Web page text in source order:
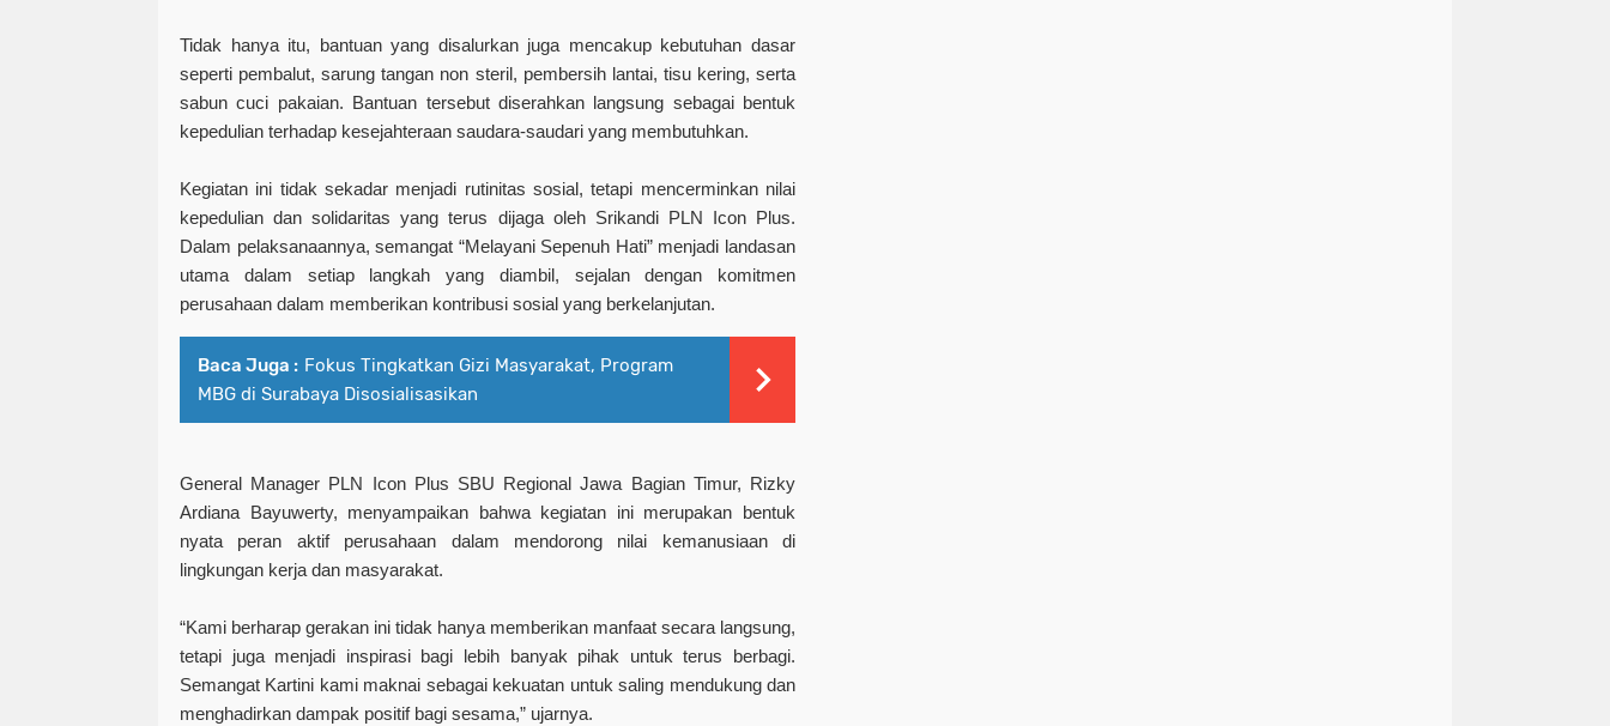
Tidak hanya itu, bantuan yang disalurkan juga mencakup kebutuhan dasar
seperti pembalut, sarung tangan non steril, pembersih lantai, tisu kering, serta
sabun cuci pakaian. Bantuan tersebut diserahkan langsung sebagai bentuk
kepedulian terhadap kesejahteraan saudara-saudari yang membutuhkan.
Kegiatan ini tidak sekadar menjadi rutinitas sosial, tetapi mencerminkan nilai
kepedulian dan solidaritas yang terus dijaga oleh Srikandi PLN Icon Plus.
Dalam pelaksanaannya, semangat “Melayani Sepenuh Hati” menjadi landasan
utama dalam setiap langkah yang diambil, sejalan dengan komitmen
perusahaan dalam memberikan kontribusi sosial yang berkelanjutan.
Baca Juga : Fokus Tingkatkan Gizi Masyarakat, Program
MBG di Surabaya Disosialisasikan
General Manager PLN Icon Plus SBU Regional Jawa Bagian Timur, Rizky
Ardiana Bayuwerty, menyampaikan bahwa kegiatan ini merupakan bentuk
nyata peran aktif perusahaan dalam mendorong nilai kemanusiaan di
lingkungan kerja dan masyarakat.
“Kami berharap gerakan ini tidak hanya memberikan manfaat secara langsung,
tetapi juga menjadi inspirasi bagi lebih banyak pihak untuk terus berbagi.
Semangat Kartini kami maknai sebagai kekuatan untuk saling mendukung dan
menghadirkan dampak positif bagi sesama,” ujarnya.